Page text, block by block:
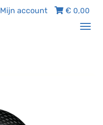
€ 0,00
Mijn account